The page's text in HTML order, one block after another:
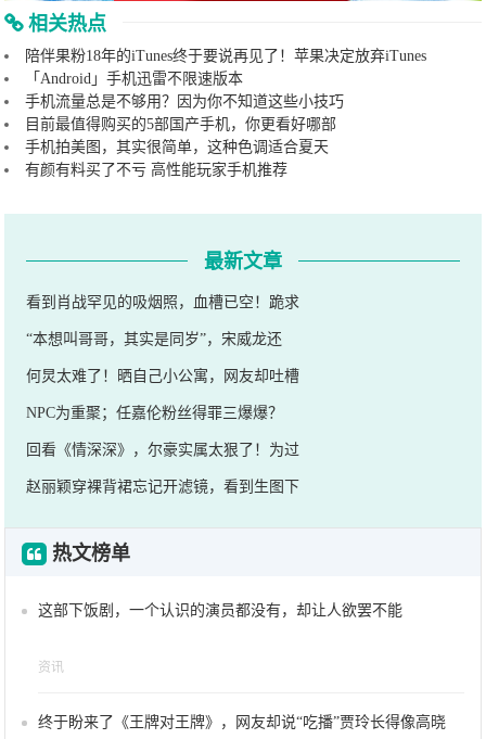
相关热点
陪伴果粉18年的iTunes终于要说再见了！苹果决定放弃iTunes
「Android」手机迅雷不限速版本
手机流量总是不够用？因为你不知道这些小技巧
目前最值得购买的5部国产手机，你更看好哪部
手机拍美图，其实很简单，这种色调适合夏天
有颜有料买了不亏 高性能玩家手机推荐
最新文章
看到肖战罕见的吸烟照，血槽已空！跪求
“本想叫哥哥，其实是同岁”，宋威龙还
何炅太难了！晒自己小公寓，网友却吐槽
NPC为重聚；任嘉伦粉丝得罪三爆爆？
回看《情深深》，尔豪实属太狠了！为过
赵丽颖穿裸背裙忘记开滤镜，看到生图下
热文榜单
这部下饭剧，一个认识的演员都没有，却让人欲罢不能
资讯
终于盼来了《王牌对王牌》，网友却说“吃播”贾玲长得像高晓